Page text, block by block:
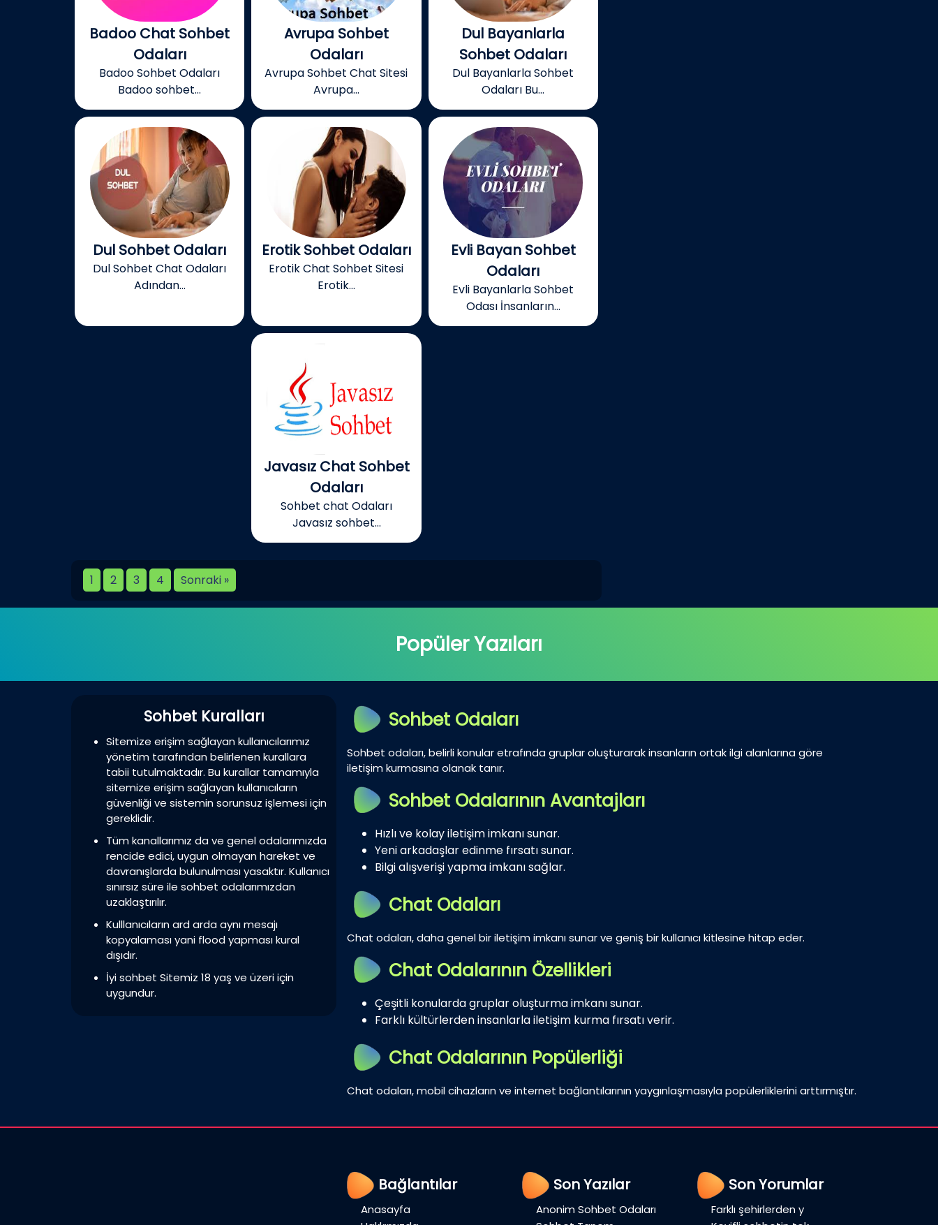
Badoo Chat Sohbet
Odaları
Badoo Sohbet Odaları
Badoo sohbet...
Avrupa Sohbet
Odaları
Avrupa Sohbet Chat Sitesi
Avrupa...
Dul Bayanlarla
Sohbet Odaları
Dul Bayanlarla Sohbet
Odaları Bu...
Dul Sohbet Odaları
Dul Sohbet Chat Odaları
Adından...
Erotik Sohbet Odaları
Erotik Chat Sohbet Sitesi
Erotik...
Evli Bayan Sohbet
Odaları
Evli Bayanlarla Sohbet
Odası İnsanların...
Javasız Chat Sohbet
Odaları
Sohbet chat Odaları
Javasız sohbet...
1 2 3 4 Sonraki »
Popüler Yazıları
Sohbet Kuralları
Sitemize erişim sağlayan kullanıcılarımız
yönetim tarafından belirlenen kurallara
tabii tutulmaktadır. Bu kurallar tamamıyla
sitemize erişim sağlayan kullanıcıların
güvenliği ve sistemin sorunsuz işlemesi için
gereklidir.
Tüm kanallarımız da ve genel odalarımızda
rencide edici, uygun olmayan hareket ve
davranışlarda bulunulması yasaktır. Kullanıcı
sınırsız süre ile sohbet odalarımızdan
uzaklaştırılır.
Kulllanıcıların ard arda aynı mesajı
kopyalaması yani flood yapması kural
dışıdır.
İyi sohbet Sitemiz 18 yaş ve üzeri için
uygundur.
Sohbet Odaları
Sohbet odaları, belirli konular etrafında gruplar oluşturarak insanların ortak ilgi alanlarına göre
iletişim kurmasına olanak tanır.
Sohbet Odalarının Avantajları
Hızlı ve kolay iletişim imkanı sunar.
Yeni arkadaşlar edinme fırsatı sunar.
Bilgi alışverişi yapma imkanı sağlar.
Chat Odaları
Chat odaları, daha genel bir iletişim imkanı sunar ve geniş bir kullanıcı kitlesine hitap eder.
Chat Odalarının Özellikleri
Çeşitli konularda gruplar oluşturma imkanı sunar.
Farklı kültürlerden insanlarla iletişim kurma fırsatı verir.
Chat Odalarının Popülerliği
Chat odaları, mobil cihazların ve internet bağlantılarının yaygınlaşmasıyla popülerliklerini arttırmıştır.
Bağlantılar
Anasayfa
Son Yazılar
Anonim Sohbet Odaları
Son Yorumlar
Farklı şehirlerden y